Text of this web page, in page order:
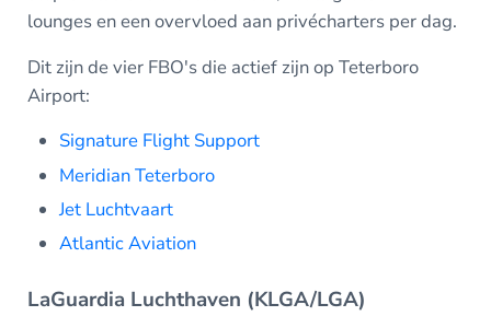
lounges en een overvloed aan privécharters per dag.
Dit zijn de vier FBO's die actief zijn op Teterboro
Airport:
Signature Flight Support
Meridian Teterboro
Jet Luchtvaart
Atlantic Aviation
LaGuardia Luchthaven (KLGA/LGA)